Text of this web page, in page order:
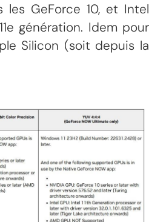
les GeForce 10, et Intel
génération. Idem pour
Silicon (soit depuis la